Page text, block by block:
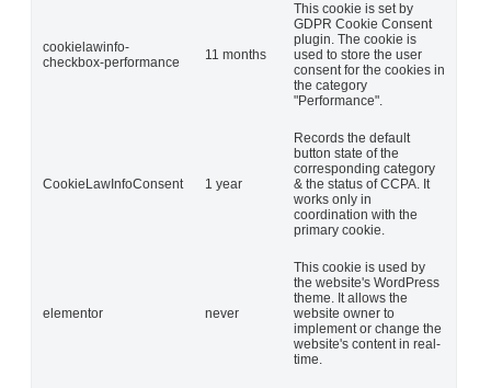
cookielawinfo-
checkbox-performance
11 months
This cookie is set by
GDPR Cookie Consent
plugin. The cookie is
used to store the user
consent for the cookies in
the category
"Performance".
CookieLawInfoConsent 1 year
Records the default
button state of the
corresponding category
& the status of CCPA. It
works only in
coordination with the
primary cookie.
elementor never
This cookie is used by
the website's WordPress
theme. It allows the
website owner to
implement or change the
website's content in real-
time.